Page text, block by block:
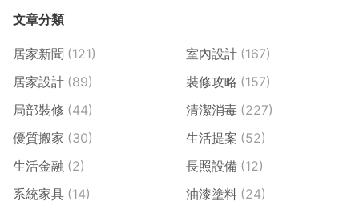
文章分類
居家新聞 (121) 室內設計 (167)
居家設計 (89) 裝修攻略 (157)
局部裝修 (44) 清潔消毒 (227)
優質搬家 (30) 生活提案 (52)
生活金融 (2) 長照設備 (12)
系統家具 (14) 油漆塗料 (24)